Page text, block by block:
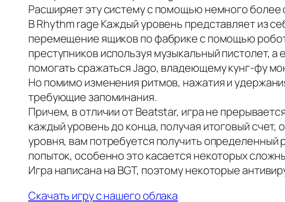
Расширяет эту систему с помощью немного более
В Rhythm rage Каждый уровень представляет из
перемещение ящиков по фабрике с помощью
преступников используя музыкальный пистолет,
помогать сражаться Jago, владеющему кунг-фу
Но помимо изменения ритмов, нажатия и
требующие запоминания.
Причем, в отличии от Beatstar, игра не
каждый уровень до конца, получая итоговый
уровня, вам потребуется получить
попыток, особенно это касается некоторых
Игра написана на BGT, поэтому некоторые
Скачать игру с нашего облака